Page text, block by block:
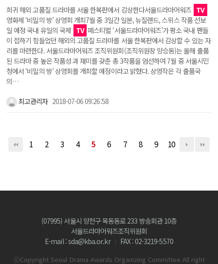
희귀 해외 고품질 드라마를 서울 한복판에서 감상한다서울드라마어워즈 TV
영화제 ‘비밀의 방’ 상영회 개최7월 중 3일간 일본, 뉴질랜드, 스위스 작품 선보
일 예정 국내 유일의 국제 TV 페스티벌 ‘서울드라마어워즈’가 평소 국내 팬들
이 접하기 힘들었던 해외의 고품질 드라마를 서울 한복판에서 감상할 수 있는 자
리를 마련한다. 서울드라마어워즈 조직위원회(조직위원장 양승동)는 올해 출품
된 드라마 중 높은 작품성 과 재미를 갖춘 총 3작품을 엄선하여 7월 중 서울시민
청에서 ‘비밀의 방’ 상영회를 개최할 예정이라고 밝혔다. 상영작은 각 출품국
의…
최고관리자 2018-07-06 09:26:58
1 2 3 4 5 6 7 8 9 10
(07995) 서울시 양천구 목동동로 233 방송회관 10층
서울드라마어워즈조직위원회
E-mail : sda@kba.or.kr
FAX : 02-3219-5570
ⓒCopyright Seoul Drama Awards Organizing Committee All right